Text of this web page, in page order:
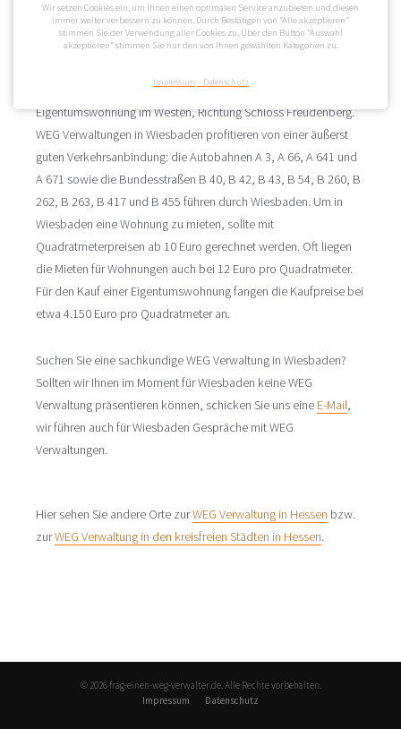
oder langfristiger Perspektive besonders reizvoll wirkt.
Wohnungseigentümergemeinschaften im Süden von Wiesbaden,
gehören zu den guten Lagen von Wiesbaden, wie auch
Eigentumswohnung im Westen, Richtung Schloss Freudenberg.
WEG Verwaltungen in Wiesbaden profitieren von einer äußerst
guten Verkehrsanbindung: die Autobahnen A 3, A 66, A 641 und
A 671 sowie die Bundesstraßen B 40, B 42, B 43, B 54, B 260, B
262, B 263, B 417 und B 455 führen durch Wiesbaden. Um in
Wiesbaden eine Wohnung zu mieten, sollte mit
Quadratmeterpreisen ab 10 Euro gerechnet werden. Oft liegen
die Mieten für Wohnungen auch bei 12 Euro pro Quadratmeter.
Für den Kauf einer Eigentumswohnung fangen die Kaufpreise bei
etwa 4.150 Euro pro Quadratmeter an.
Suchen Sie eine sachkundige WEG Verwaltung in Wiesbaden?
Sollten wir Ihnen im Moment für Wiesbaden keine WEG
Verwaltung präsentieren können, schicken Sie uns eine E-Mail
wir führen auch für Wiesbaden Gespräche mit WEG
Verwaltungen.
Hier sehen Sie andere Orte zurWEG Verwaltung in Hessen bzw.
zurWEG Verwaltung in den kreisfreien Städten in Hessen.
© 2026 frag-einen-weg-verwalter.de. Alle Rechte vorbehalten.
Impressum
Datenschutz
Wir setzen Cookies ein, um Ihnen einen optimalen Service anzubieten und diesen
immer weiter verbessern zu können. Durch Bestätigen von “Alle akzeptieren”
stimmen Sie der Verwendung aller Cookies zu. Über den Button “Auswahl
akzeptieren” stimmen Sie nur den von Ihnen gewählten Kategorien zu.
Impressum Datenschutz